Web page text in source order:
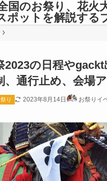
国のお祭り、花火
ポットを解説する
2023の日程やgackt
、通行止め、会場
り 2023年8月14日 お祭りイ